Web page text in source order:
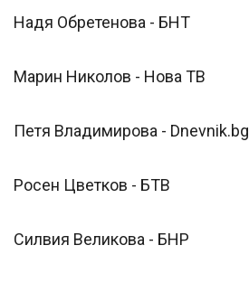
Надя Обретенова - БНТ
Марин Николов - Нова ТВ
Петя Владимирова - Dnevnik.bg
Росен Цветков - БТВ
Силвия Великова - БНР